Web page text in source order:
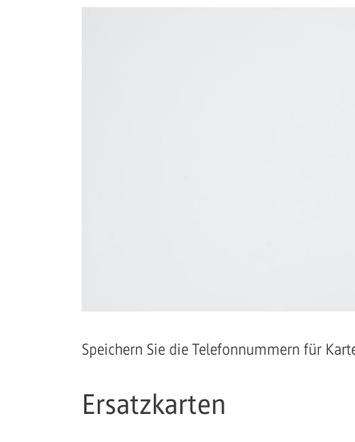
Speichern Sie die Telefonnummern für
Ersatzkarten